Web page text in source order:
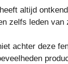
altijd
zelfs leden
achter deze